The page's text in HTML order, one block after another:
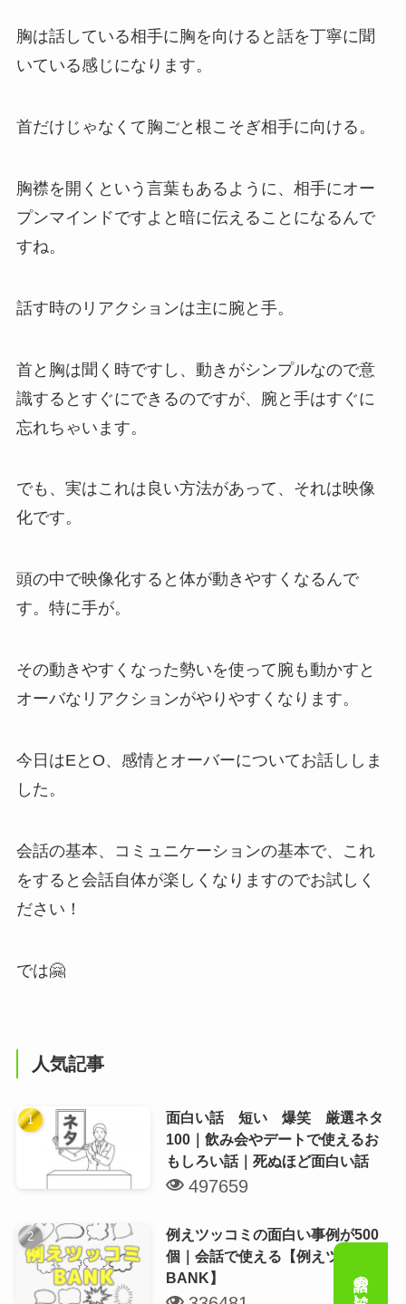
胸は話している相手に胸を向けると話を丁寧に聞
いている感じになります。
首だけじゃなくて胸ごと根こそぎ相手に向ける。
胸襟を開くという言葉もあるように、相手にオー
プンマインドですよと暗に伝えることになるんで
すね。
話す時のリアクションは主に腕と手。
首と胸は聞く時ですし、動きがシンプルなので意
識するとすぐにできるのですが、腕と手はすぐに
忘れちゃいます。
でも、実はこれは良い方法があって、それは映像
化です。
頭の中で映像化すると体が動きやすくなるんで
す。特に手が。
その動きやすくなった勢いを使って腕も動かすと
オーバなリアクションがやりやすくなります。
今日はEとO、感情とオーバーについてお話ししま
した。
会話の基本、コミュニケーションの基本で、これ
をすると会話自体が楽しくなりますのでお試しく
ださい！
では🤗
人気記事
面白い話 短い 爆笑 厳選ネタ
100｜飲み会やデートで使えるお
もしろい話｜死ぬほど面白い話
497659
例えツッコミの面白い事例が500
個｜会話で使える【例えツッコミ
BANK】